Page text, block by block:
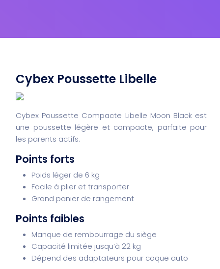
Cybex Poussette Libelle
Cybex Poussette Compacte Libelle Moon Black est
une poussette légère et compacte, parfaite pour
les parents actifs.
Points forts
Poids léger de 6 kg
Facile à plier et transporter
Grand panier de rangement
Points faibles
Manque de rembourrage du siège
Capacité limitée jusqu’à 22 kg
Dépend des adaptateurs pour coque auto